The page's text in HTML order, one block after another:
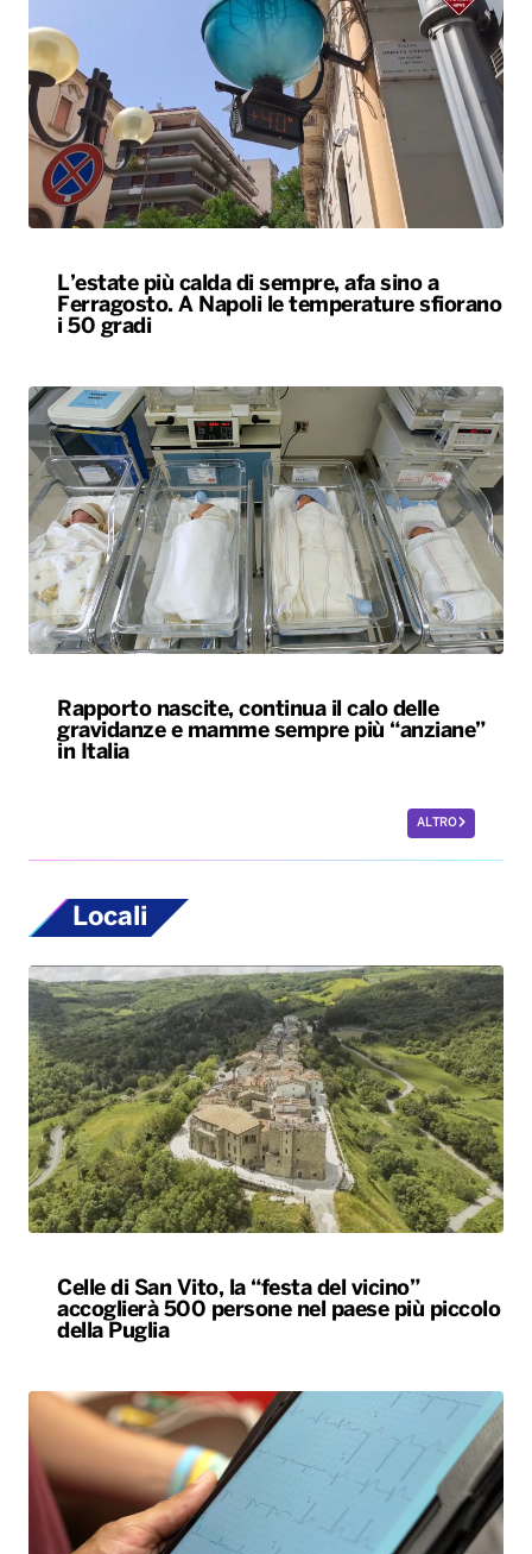
L’estate più calda di sempre, afa sino a
Ferragosto. A Napoli le temperature sfiorano
i 50 gradi
Rapporto nascite, continua il calo delle
gravidanze e mamme sempre più “anziane”
in Italia
ALTRO
Locali
Celle di San Vito, la “festa del vicino”
accoglierà 500 persone nel paese più piccolo
della Puglia